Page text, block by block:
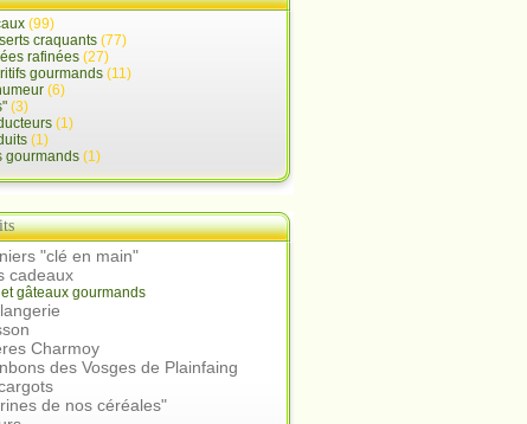
(99)
craquants (77)
rafinées (27)
gourmands (11)
(6)
(3)
(1)
(1)
gourmands (1)
"clé en main"
cadeaux
gâteaux gourmands
Charmoy
des Vosges de Plainfaing
de nos céréales"